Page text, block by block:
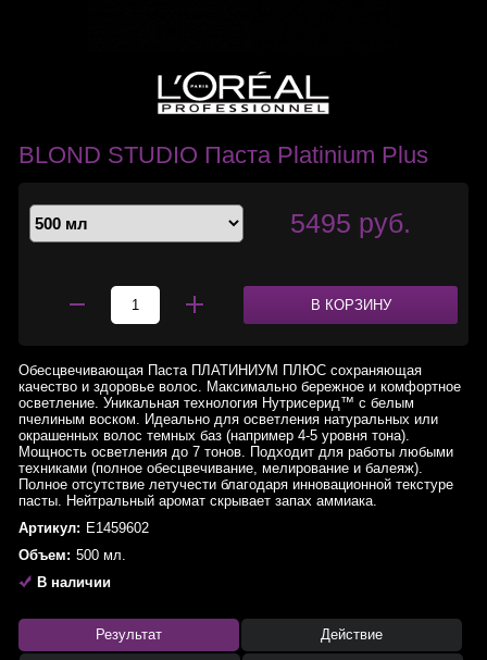
BLOND STUDIO Паста Platinium Plus
5495 руб.
В КОРЗИНУ
Обесцвечивающая Паста ПЛАТИНИУМ ПЛЮС сохраняющая
качество и здоровье волос. Максимально бережное и комфортное
осветление. Уникальная технология Нутрисерид™ с белым
пчелиным воском. Идеально для осветления натуральных или
окрашенных волос темных баз (например 4-5 уровня тона).
Мощность осветления до 7 тонов. Подходит для работы любыми
техниками (полное обесцвечивание, мелирование и балеяж).
Полное отсутствие летучести благодаря инновационной текстуре
пасты. Нейтральный аромат скрывает запах аммиака.
Артикул: E1459602
Объем: 500 мл.
В наличии
Результат Действие